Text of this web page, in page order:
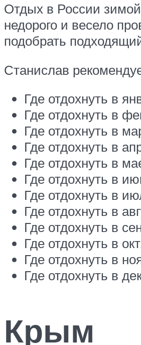
Отдых в России зимой
недорого и весело
подобрать
Станислав
Где отдохнуть в
Где отдохнуть в
Где отдохнуть в
Где отдохнуть в
Где отдохнуть в
Где отдохнуть в
Где отдохнуть в
Где отдохнуть в
Где отдохнуть в
Где отдохнуть в
Где отдохнуть в
Где отдохнуть в
Крым